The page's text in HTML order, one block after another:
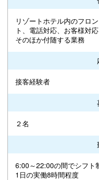
リゾートホテル内のフロ
ト、電話対応、お客様対
そのほか付随する業務
接客経験者
２名
6:00～22:00の間でシフト
1日の実働8時間程度